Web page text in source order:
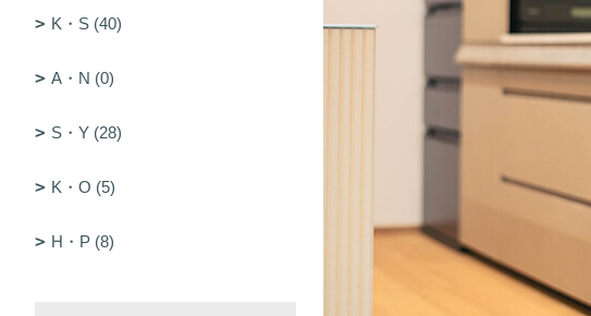
K・S (40)
A・N (0)
S・Y (28)
K・O (5)
H・P (8)